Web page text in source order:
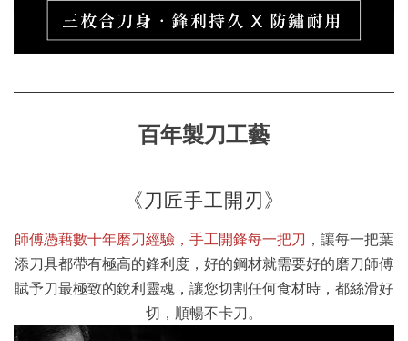
百年製刀工藝
《刀匠手工開刃》
師傅憑藉數十年磨刀經驗，手工開鋒每一把刀 ，讓每一把葉
添刀具都帶有極高的鋒利度，好的鋼材就需要好的磨刀師傅
賦予刀最極致的銳利靈魂，讓您切割任何食材時，都絲滑好
切，順暢不卡刀。